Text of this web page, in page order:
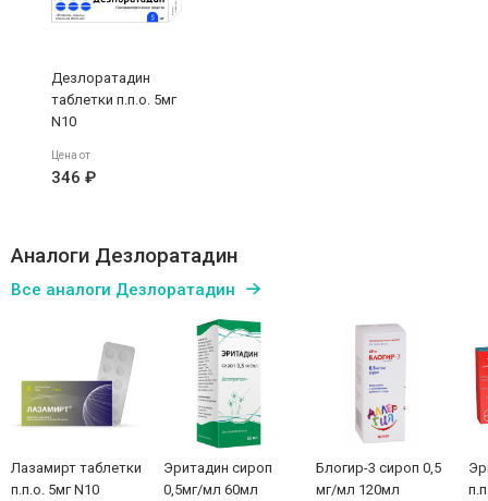
Дезлоратадин
таблетки п.п.о. 5мг
N10
Цена от
346 ₽
Аналоги Дезлоратадин
Все аналоги Дезлоратадин
Лазамирт таблетки
п.п.о. 5мг N10
Эритадин сироп
0,5мг/мл 60мл
Блогир-3 сироп 0,5
мг/мл 120мл